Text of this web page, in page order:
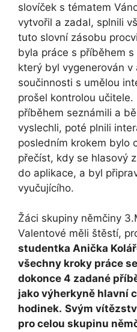
slovíček s tématem
vytvořil a zadal, splnili
tuto slovní zásobu
byla práce s příběhem
který byl vygenerován v
součinnosti s umělou
prošel kontrolou
příběhem seznámili a
vyslechli, poté plnili
posledním krokem bylo
přečíst, kdy se hlasový
do aplikace, a byl
vyučujícího.
Žáci skupiny němčiny
Valentové měli štěstí,
studentka Anička
všechny kroky práce
dokonce 4 zadané
jako výherkyně hlavní
hodinek. Svým
pro celou skupinu